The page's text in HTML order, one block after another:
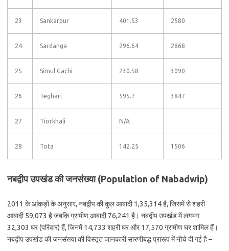
23 Sankarpur 401.53 2580
24 Sardanga 296.64 2868
25 Simul Gachi 230.58 3090
26 Teghari 595.7 3847
27 Tiorkhali N/A
28 Tota 142.25 1506
नबद्वीप उपखंड की जनसंख्या (Population of Nabadwip)
2011 के आंकड़ों के अनुसार, नबद्वीप की कुल आबादी 1,35,314 है, जिसमें से शहरी
आबादी 59,073 है जबकि ग्रामीण आबादी 76,241 है। नबद्वीप उपखंड में लगभग
32,303 घर (परिवार) हैं, जिनमें 14,733 शहरी घर और 17,570 ग्रामीण घर शामिल हैं।
नबद्वीप उपखंड की जनसंख्या की विस्तृत जानकारी सारणीबद्ध प्रारूप में नीचे दी गई है –